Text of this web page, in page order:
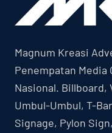
Magnum Kreasi
Penempatan
Nasional. Billboard,
Umbul-Umbul, T-
Signage, Pylon